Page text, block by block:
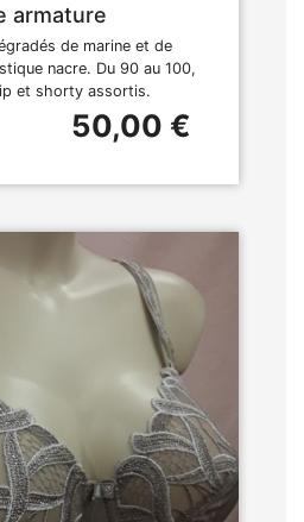
armature
de marine et de
nacre. Du 90 au 100,
et shorty assortis.
50,00 €